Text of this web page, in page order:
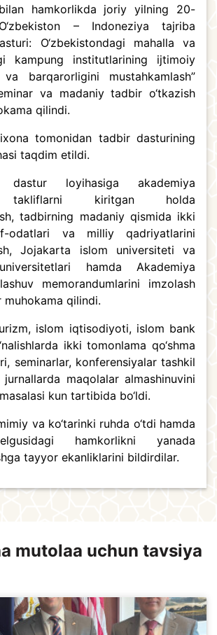
hamkorlikda joriy yilning 20-
– Indoneziya tajriba
O‘zbekistondagi mahalla va
kampung institutlarining ijtimoiy
va barqarorligini mustahkamlash”
va madaniy tadbir o‘tkazish
qilindi.
tomonidan tadbir dasturining
taqdim etildi.
dastur loyihasiga akademiya
takliflarni kiritgan holda
tadbirning madaniy qismida ikki
odatlari va milliy qadriyatlarini
Jojakarta islom universiteti va
hamda Akademiya
memorandumlarini imzolash
muhokama qilindi.
islom iqtisodiyoti, islom bank
ikki tomonlama qo‘shma
seminarlar, konferensiyalar tashkil
maqolalar almashinuvini
kun tartibida bo‘ldi.
va ko‘tarinki ruhda o‘tdi hamda
hamkorlikni yanada
tayyor ekanliklarini bildirdilar.
mutolaa uchun tavsiya